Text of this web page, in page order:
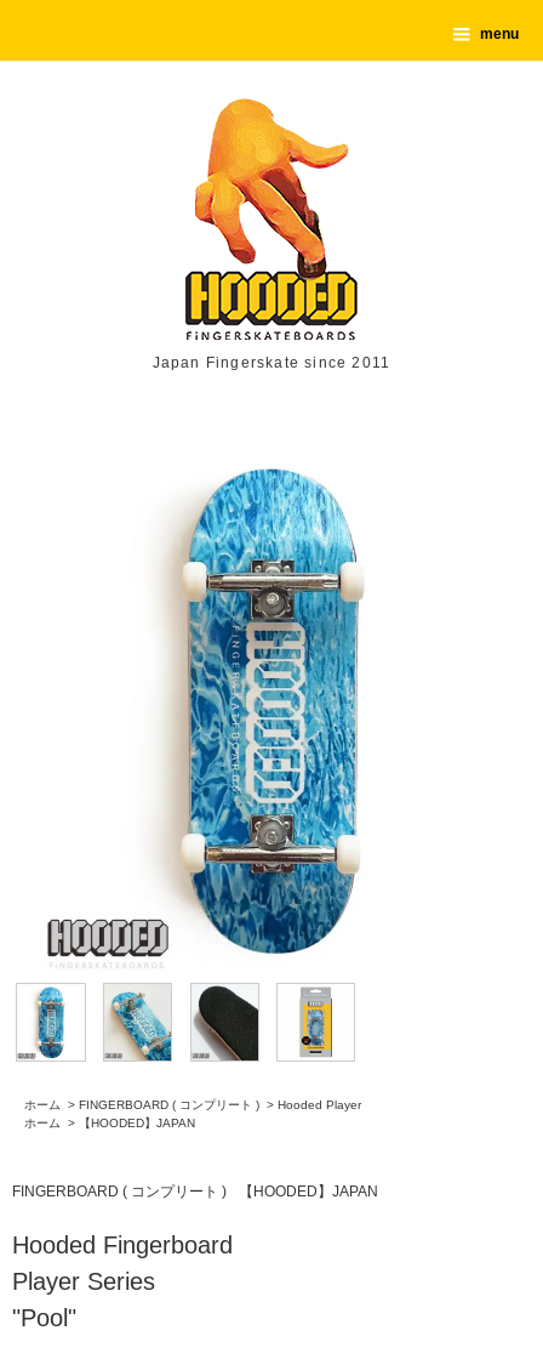
menu
Japan Fingerskate since 2011
ホーム > FINGERBOARD ( コンプリート ) > Hooded Player
ホーム
> 【HOODED】JAPAN
FINGERBOARD ( コンプリート ) 【HOODED】JAPAN
Hooded Fingerboard
Player Series
"Pool"